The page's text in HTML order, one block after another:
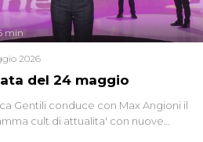
del 24 maggio
min
2026
Gentili conduce con Max Angioni il
cult di attualita' con nuove